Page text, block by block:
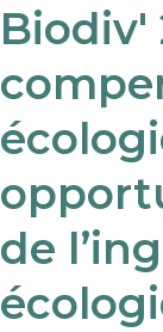
Biodiv'
de